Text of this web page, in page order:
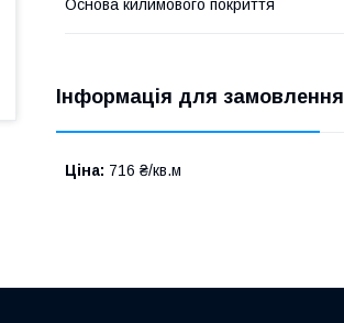
Основа килимового покриття
Інформація для замовлення
Ціна: 716 ₴/кв.м